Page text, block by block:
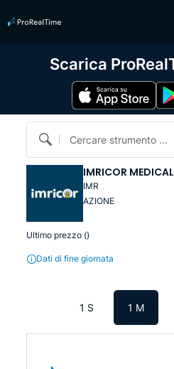
Cercare strumento ...
IMRICOR
IMR
AZIONE
Ultimo prezzo ()
Dati di fine giornata
1 S 1 M
Scarica